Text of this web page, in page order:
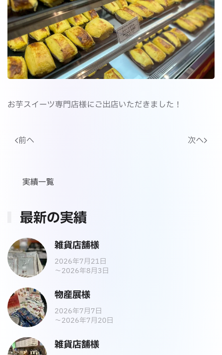
お芋スイーツ専門店様にご出店いただきました！
前へ 次へ
実績一覧
最新の実績
雑貨店舗様
2026年7月21日
～2026年8月3日
物産展様
2026年7月7日
～2026年7月20日
雑貨店舗様